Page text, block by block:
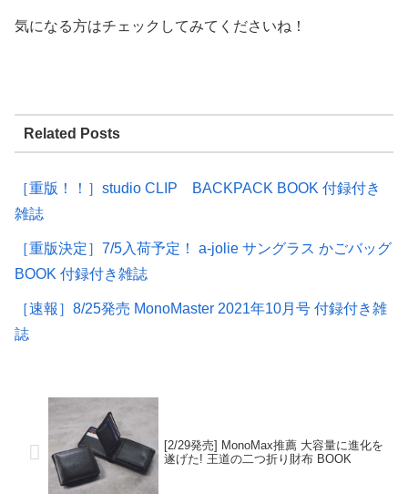
気になる方はチェックしてみてくださいね！
Related Posts
［重版！！］studio CLIP BACKPACK BOOK 付録付き
雑誌
［重版決定］7/5入荷予定！ a-jolie サングラス かごバッグ
BOOK 付録付き雑誌
［速報］8/25発売 MonoMaster 2021年10月号 付録付き雑
誌
[2/29発売] MonoMax推薦 大容量に進化を
遂げた! 王道の二つ折り財布 BOOK